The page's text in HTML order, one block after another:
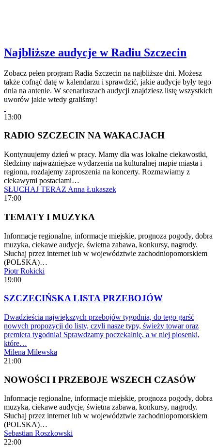
Najbliższe audycje w Radiu Szczecin
Zobacz pełen program Radia Szczecin na najbliższe dni. Możesz
także cofnąć datę w kalendarzu i sprawdzić, jakie audycje były tego
dnia na antenie. W scenariuszach audycji znajdziesz listę wszystkich
uworów jakie wtedy graliśmy!
13:00
RADIO SZCZECIN NA WAKACJACH
Kontynuujemy dzień w pracy. Mamy dla was lokalne ciekawostki,
śledzimy najważniejsze wydarzenia na kulturalnej mapie miasta i
regionu, rozdajemy zaproszenia na koncerty. Rozmawiamy z
ciekawymi postaciami…
SŁUCHAJ TERAZ Anna Łukaszek
17:00
TEMATY I MUZYKA
Informacje regionalne, informacje miejskie, prognoza pogody, dobra
muzyka, ciekawe audycje, świetna zabawa, konkursy, nagrody.
Słuchaj przez internet lub w województwie zachodniopomorskiem
(POLSKA)…
Piotr Rokicki
19:00
SZCZECIŃSKA LISTA PRZEBOJÓW
Dwadzieścia największych przebojów tygodnia, do tego garść
nowych propozycji do listy, czyli nasze typy, świeży towar oraz
premiera tygodnia! Sprawdzamy poczekalnię, a w niej piosenki,
które…
Milena Milewska
21:00
NOWOŚCI I PRZEBOJE WSZECH CZASÓW
Informacje regionalne, informacje miejskie, prognoza pogody, dobra
muzyka, ciekawe audycje, świetna zabawa, konkursy, nagrody.
Słuchaj przez internet lub w województwie zachodniopomorskiem
(POLSKA)…
Sebastian Roszkowski
22:00